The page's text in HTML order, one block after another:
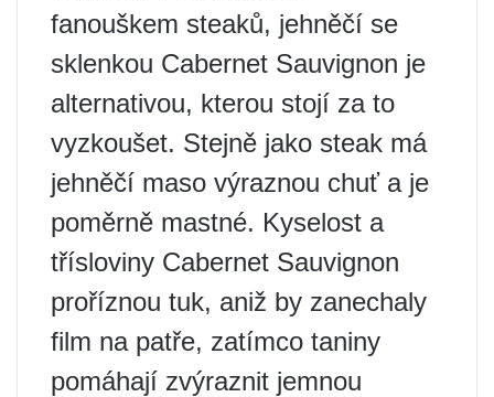
fanouškem steaků, jehněčí se
sklenkou Cabernet Sauvignon je
alternativou, kterou stojí za to
vyzkoušet. Stejně jako steak má
jehněčí maso výraznou chuť a je
poměrně mastné. Kyselost a
třísloviny Cabernet Sauvignon
proříznou tuk, aniž by zanechaly
film na patře, zatímco taniny
pomáhají zvýraznit jemnou